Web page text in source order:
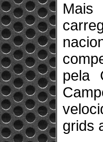
Mais
pela
grids